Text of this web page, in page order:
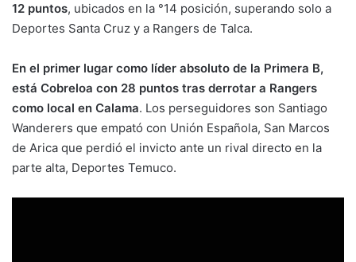
12 puntos, ubicados en la °14 posición, superando solo a
Deportes Santa Cruz y a Rangers de Talca.
En el primer lugar como líder absoluto de la Primera B,
está Cobreloa con 28 puntos tras derrotar a Rangers
como local en Calama. Los perseguidores son Santiago
Wanderers que empató con Unión Española, San Marcos
de Arica que perdió el invicto ante un rival directo en la
parte alta, Deportes Temuco.